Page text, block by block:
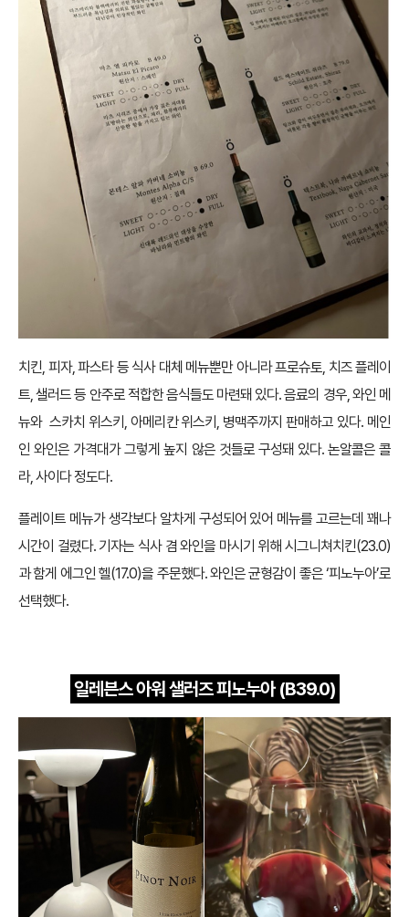
치킨, 피자, 파스타 등 식사 대체 메뉴뿐만 아니라 프로슈토, 치즈 플레이
트, 샐러드 등 안주로 적합한 음식들도 마련돼 있다. 음료의 경우, 와인 메
뉴와 스카치 위스키, 아메리칸 위스키, 병맥주까지 판매하고 있다. 메인
인 와인은 가격대가 그렇게 높지 않은 것들로 구성돼 있다. 논알콜은 콜
라, 사이다 정도다.
플레이트 메뉴가 생각보다 알차게 구성되어 있어 메뉴를 고르는데 꽤나
시간이 걸렸다. 기자는 식사 겸 와인을 마시기 위해 시그니쳐치킨(23.0)
과 함게 에그인 헬(17.0)을 주문했다. 와인은 균형감이 좋은 ‘피노누아’로
선택했다.
일레븐스 아워 샐러즈 피노누아 (B39.0)